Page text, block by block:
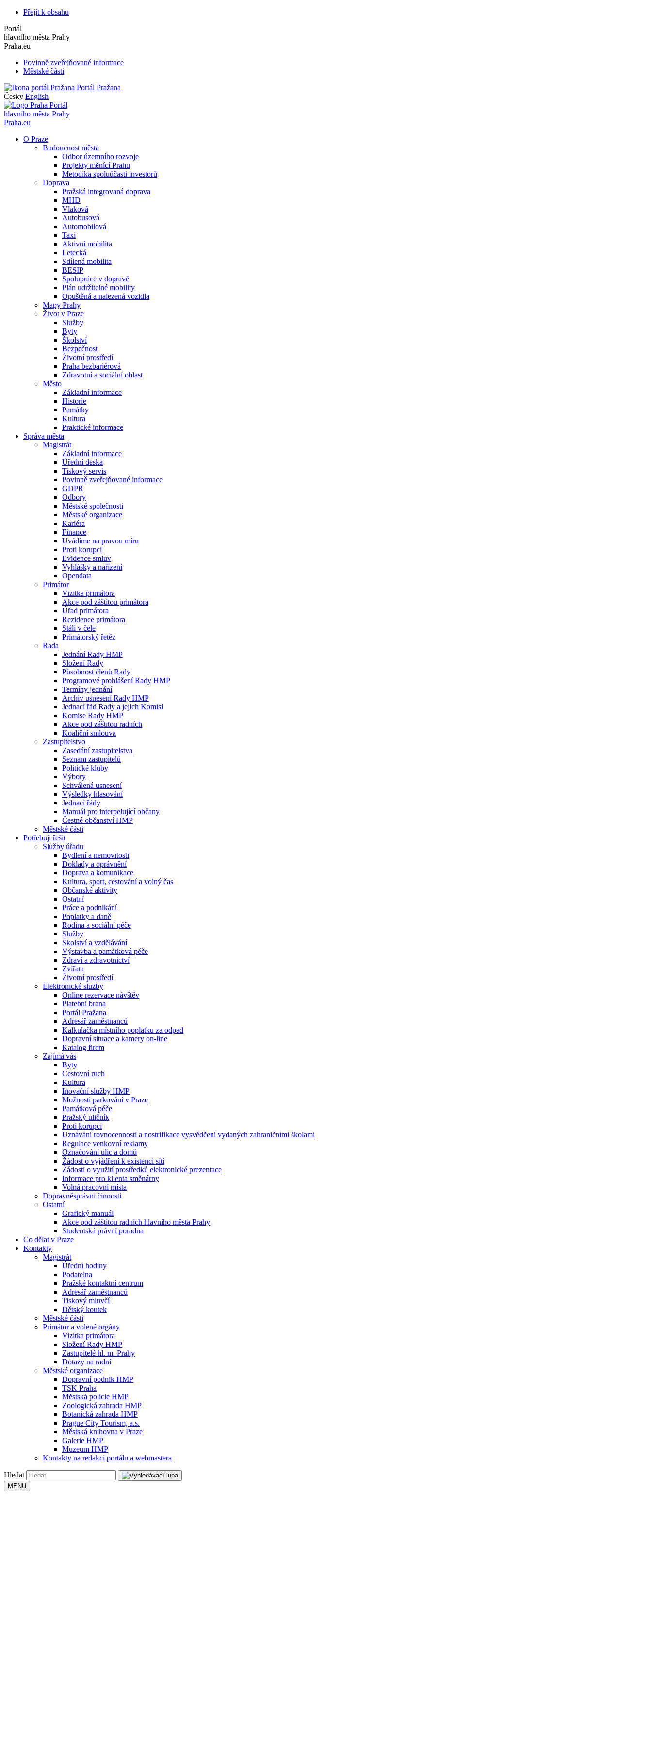
Přejít k obsahu
Portál
hlavního města Prahy
Praha.eu
Povinně zveřejňované informace
Městské části
Portál Pražana
Česky English
Portál
hlavního města Prahy
Praha.eu
O Praze
Budoucnost města
Odbor územního rozvoje
Projekty měnící Prahu
Metodika spoluúčasti investorů
Doprava
Pražská integrovaná doprava
MHD
Vlaková
Autobusová
Automobilová
Taxi
Aktivní mobilita
Letecká
Sdílená mobilita
BESIP
Spolupráce v dopravě
Plán udržitelné mobility
Opuštěná a nalezená vozidla
Mapy Prahy
Život v Praze
Služby
Byty
Školství
Bezpečnost
Životní prostředí
Praha bezbariérová
Zdravotní a sociální oblast
Město
Základní informace
Historie
Památky
Kultura
Praktické informace
Správa města
Magistrát
Základní informace
Úřední deska
Tiskový servis
Povinně zveřejňované informace
GDPR
Odbory
Městské společnosti
Městské organizace
Kariéra
Finance
Uvádíme na pravou míru
Proti korupci
Evidence smluv
Vyhlášky a nařízení
Opendata
Primátor
Vizitka primátora
Akce pod záštitou primátora
Úřad primátora
Rezidence primátora
Stáli v čele
Primátorský řetěz
Rada
Jednání Rady HMP
Složení Rady
Působnost členů Rady
Programové prohlášení Rady HMP
Termíny jednání
Archiv usnesení Rady HMP
Jednací řád Rady a jejích Komisí
Komise Rady HMP
Akce pod záštitou radních
Koaliční smlouva
Zastupitelstvo
Zasedání zastupitelstva
Seznam zastupitelů
Politické kluby
Výbory
Schválená usnesení
Výsledky hlasování
Jednací řády
Manuál pro interpelující občany
Čestné občanství HMP
Městské části
Potřebuji řešit
Služby úřadu
Bydlení a nemovitosti
Doklady a oprávnění
Doprava a komunikace
Kultura, sport, cestování a volný čas
Občanské aktivity
Ostatní
Práce a podnikání
Poplatky a daně
Rodina a sociální péče
Služby
Školství a vzdělávání
Výstavba a památková péče
Zdraví a zdravotnictví
Zvířata
Životní prostředí
Elektronické služby
Online rezervace návštěv
Platební brána
Portál Pražana
Adresář zaměstnanců
Kalkulačka místního poplatku za odpad
Dopravní situace a kamery on-line
Katalog firem
Zajímá vás
Byty
Cestovní ruch
Kultura
Inovační služby HMP
Možnosti parkování v Praze
Památková péče
Pražský uličník
Proti korupci
Uznávání rovnocennosti a nostrifikace vysvědčení vydaných zahraničními školami
Regulace venkovní reklamy
Označování ulic a domů
Žádost o vyjádření k existenci sítí
Žádosti o využití prostředků elektronické prezentace
Informace pro klienta směnárny
Volná pracovní místa
Dopravněsprávní činnosti
Ostatní
Grafický manuál
Akce pod záštitou radních hlavního města Prahy
Studentská právní poradna
Co dělat v Praze
Kontakty
Magistrát
Úřední hodiny
Podatelna
Pražské kontaktní centrum
Adresář zaměstnanců
Tiskový mluvčí
Dětský koutek
Městské části
Primátor a volené orgány
Vizitka primátora
Složení Rady HMP
Zastupitelé hl. m. Prahy
Dotazy na radní
Městské organizace
Dopravní podnik HMP
TSK Praha
Městská policie HMP
Zoologická zahrada HMP
Botanická zahrada HMP
Prague City Tourism, a.s.
Městská knihovna v Praze
Galerie HMP
Muzeum HMP
Kontakty na redakci portálu a webmastera
Hledat
MENU